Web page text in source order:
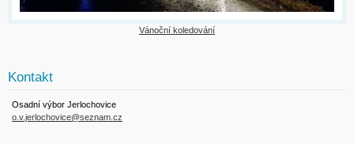
Vánoční koledování
Kontakt
Osadní výbor Jerlochovice
o.v.jerlochovice@seznam.cz